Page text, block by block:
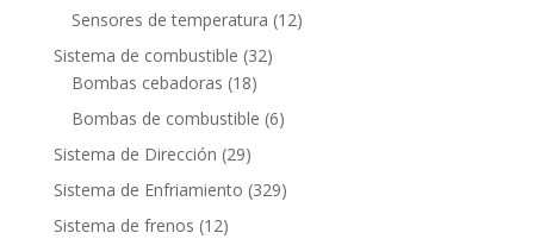
Sensores de temperatura 1212
Sistema de combustible 3232
Bombas cebadoras 1818
productos
Bombas de combustible 66
Sistema de Dirección 2929
productos
Sistema de Enfriamiento 329329
Sistema de frenos 1212